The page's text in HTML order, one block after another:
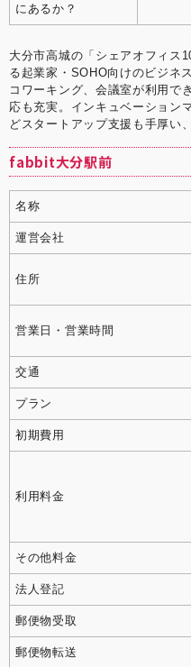
にあるか？
大分市高城の「シェアオフィス
る起業家・SOHO向けのビジネ
コワーキング、会議室が利用で
応も充実。インキュベーション
どスタートアップ支援も手厚い
fabbit大分駅前
名称
運営会社
住所
営業日・営業時間
交通
プラン
初期費用
利用料金
その他料金
法人登記
郵便物受取
郵便物転送